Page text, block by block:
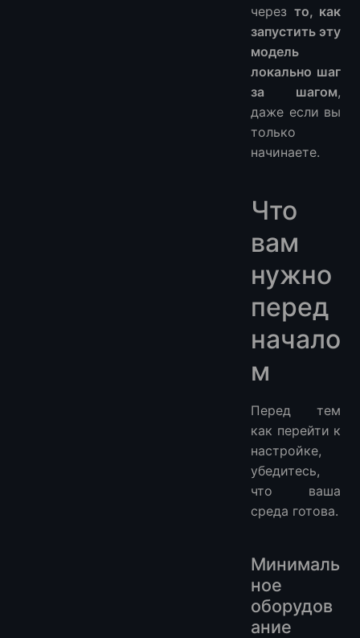
через то, как
запустить эту
модель
локально шаг
за шагом,
даже если вы
только
начинаете.
Что
вам
нужно
перед
начало
м
Перед тем
как перейти к
настройке,
убедитесь,
что ваша
среда готова.
Минималь
ное
оборудов
ание